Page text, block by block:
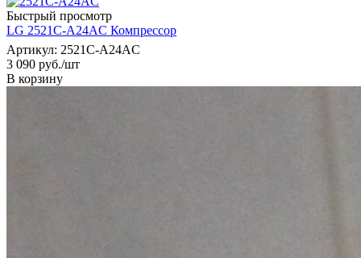
Быстрый просмотр
LG 2521C-A24AC Компрессор
Артикул: 2521C-A24AC
3 090 руб./шт
В корзину